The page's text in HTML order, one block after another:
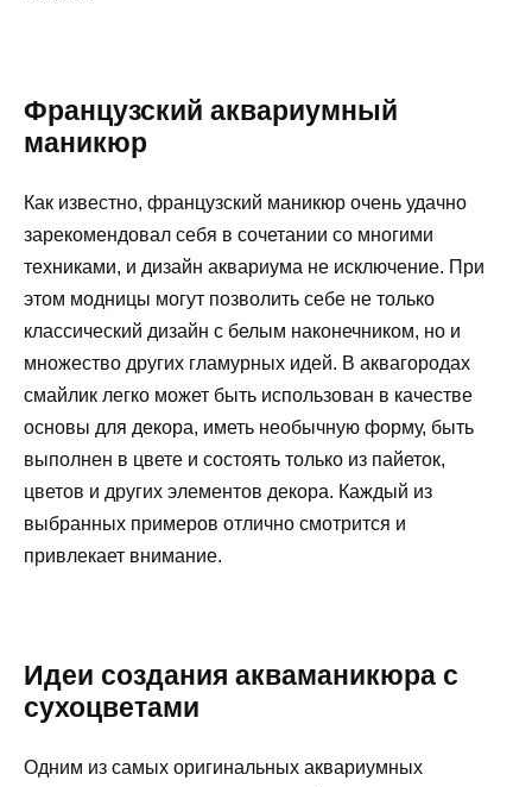
Французский аквариумный
маникюр
Как известно, французский маникюр очень удачно
зарекомендовал себя в сочетании со многими
техниками, и дизайн аквариума не исключение. При
этом модницы могут позволить себе не только
классический дизайн с белым наконечником, но и
множество других гламурных идей. В аквагородах
смайлик легко может быть использован в качестве
основы для декора, иметь необычную форму, быть
выполнен в цвете и состоять только из пайеток,
цветов и других элементов декора. Каждый из
выбранных примеров отлично смотрится и
привлекает внимание.
Идеи создания акваманикюра с
сухоцветами
Одним из самых оригинальных аквариумных